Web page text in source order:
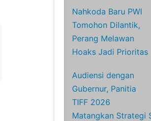
Nahkoda Baru PWI
Tomohon Dilantik,
Perang Melawan
Hoaks Jadi Prioritas
Audiensi dengan
Gubernur, Panitia
TIFF 2026
Matangkan Strategi